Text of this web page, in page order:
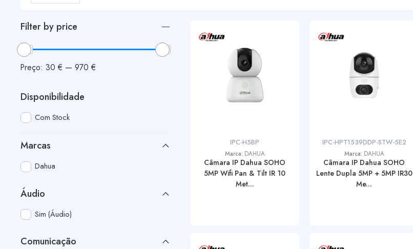
IPC-H5BP
Marca: DAHUA
Câmara IP Dahua SOHO
5MP Wifi Pan & Tilt IR 10
Met...
IPC-HPT1539DDP-STW-5E2
Marca: DAHUA
Câmara IP Dahua SOHO
Lente Dupla 5MP + 5MP IR30
Me...
Filter by price
Preço: 30 € — 970 €
Disponibilidade
Com Stock
Marcas
Dahua
Áudio
Sim (Áudio)
Comunicação